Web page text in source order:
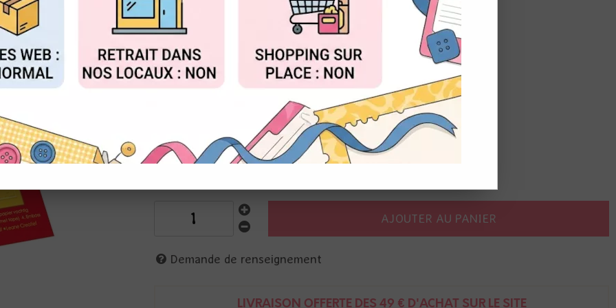
Réf. :35.9570
Classeur d'embossage 3D
10 x 15 cm
9 motifs de timbres embossés et le die tag pour les découper
die étiquette : 3 x 4.3 cm
thème automne : feuilles de chêne, pomme, lanterne, citrouille
AJOUTER AU PANIER
Demande de renseignement
LIVRAISON OFFERTE DÈS 49 € D'ACHAT SUR LE SITE
ACCEPTER TOUT